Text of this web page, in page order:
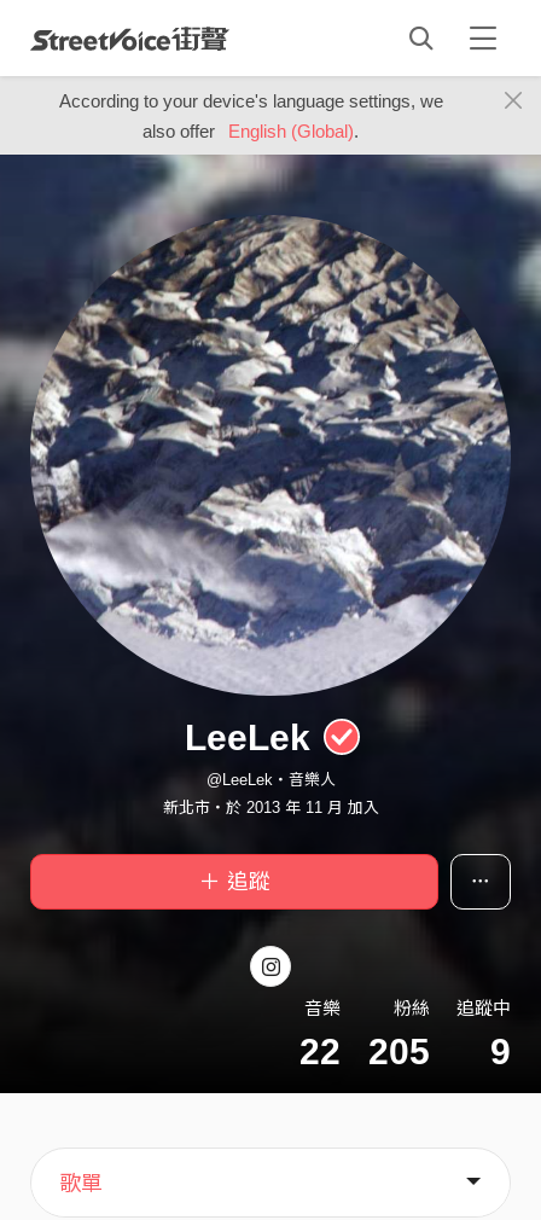
According to your device's language settings, we
also offer
English (Global).
LeeLek
@LeeLek・音樂人
新北市・於 2013 年 11 月 加入
＋ 追蹤
音樂
22
粉絲
205
追蹤中
9
主頁
音樂
歌單
喜歡
關於